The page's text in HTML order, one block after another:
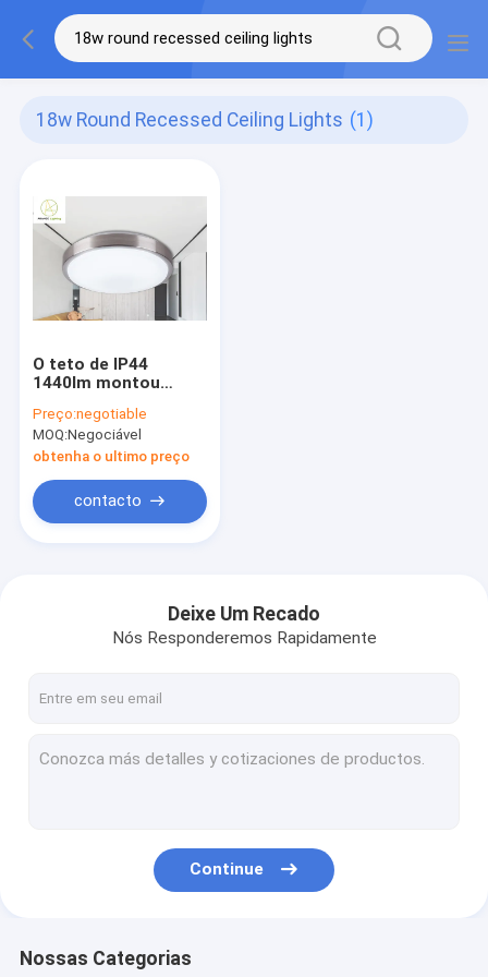
18w Round Recessed Ceiling Lights (1)
O teto de IP44
1440lm montou
emissor de luz
Preço:negotiable
MOQ:Negociável
obtenha o ultimo preço
contacto
Deixe Um Recado
Nós Responderemos Rapidamente
Continue
Nossas Categorias